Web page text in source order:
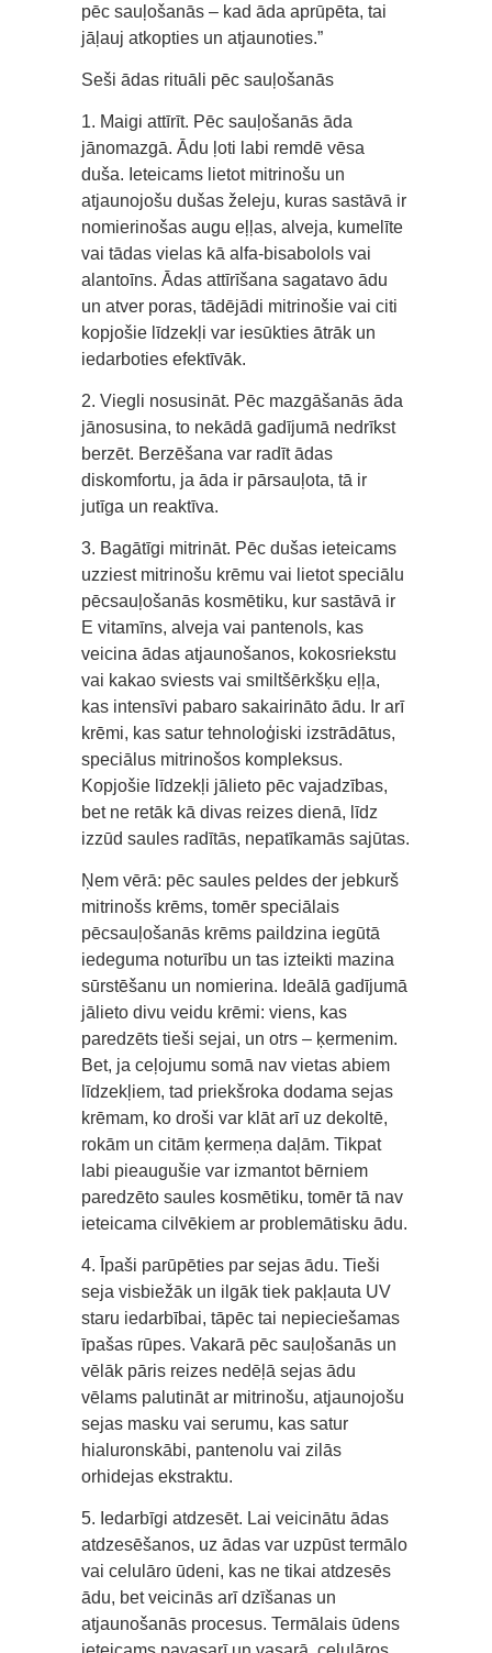
pēc sauļošanās – kad āda aprūpēta, tai
jāļauj atkopties un atjaunoties.”
Seši ādas rituāli pēc sauļošanās
1. Maigi attīrīt. Pēc sauļošanās āda
jānomazgā. Ādu ļoti labi remdē vēsa
duša. Ieteicams lietot mitrinošu un
atjaunojošu dušas želeju, kuras sastāvā ir
nomierinošas augu eļļas, alveja, kumelīte
vai tādas vielas kā alfa-bisabolols vai
alantoīns. Ādas attīrīšana sagatavo ādu
un atver poras, tādējādi mitrinošie vai citi
kopjošie līdzekļi var iesūkties ātrāk un
iedarboties efektīvāk.
2. Viegli nosusināt. Pēc mazgāšanās āda
jānosusina, to nekādā gadījumā nedrīkst
berzēt. Berzēšana var radīt ādas
diskomfortu, ja āda ir pārsauļota, tā ir
jutīga un reaktīva.
3. Bagātīgi mitrināt. Pēc dušas ieteicams
uzziest mitrinošu krēmu vai lietot speciālu
pēcsauļošanās kosmētiku, kur sastāvā ir
E vitamīns, alveja vai pantenols, kas
veicina ādas atjaunošanos, kokosriekstu
vai kakao sviests vai smiltšērkšķu eļļa,
kas intensīvi pabaro sakairināto ādu. Ir arī
krēmi, kas satur tehnoloģiski izstrādātus,
speciālus mitrinošos kompleksus.
Kopjošie līdzekļi jālieto pēc vajadzības,
bet ne retāk kā divas reizes dienā, līdz
izzūd saules radītās, nepatīkamās sajūtas.
Ņem vērā: pēc saules peldes der jebkurš
mitrinošs krēms, tomēr speciālais
pēcsauļošanās krēms paildzina iegūtā
iedeguma noturību un tas izteikti mazina
sūrstēšanu un nomierina. Ideālā gadījumā
jālieto divu veidu krēmi: viens, kas
paredzēts tieši sejai, un otrs – ķermenim.
Bet, ja ceļojumu somā nav vietas abiem
līdzekļiem, tad priekšroka dodama sejas
krēmam, ko droši var klāt arī uz dekoltē,
rokām un citām ķermeņa daļām. Tikpat
labi pieaugušie var izmantot bērniem
paredzēto saules kosmētiku, tomēr tā nav
ieteicama cilvēkiem ar problemātisku ādu.
4. Īpaši parūpēties par sejas ādu. Tieši
seja visbiežāk un ilgāk tiek pakļauta UV
staru iedarbībai, tāpēc tai nepieciešamas
īpašas rūpes. Vakarā pēc sauļošanās un
vēlāk pāris reizes nedēļā sejas ādu
vēlams palutināt ar mitrinošu, atjaunojošu
sejas masku vai serumu, kas satur
hialuronskābi, pantenolu vai zilās
orhidejas ekstraktu.
5. Iedarbīgi atdzesēt. Lai veicinātu ādas
atdzesēšanos, uz ādas var uzpūst termālo
vai celulāro ūdeni, kas ne tikai atdzesēs
ādu, bet veicinās arī dzīšanas un
atjaunošanās procesus. Termālais ūdens